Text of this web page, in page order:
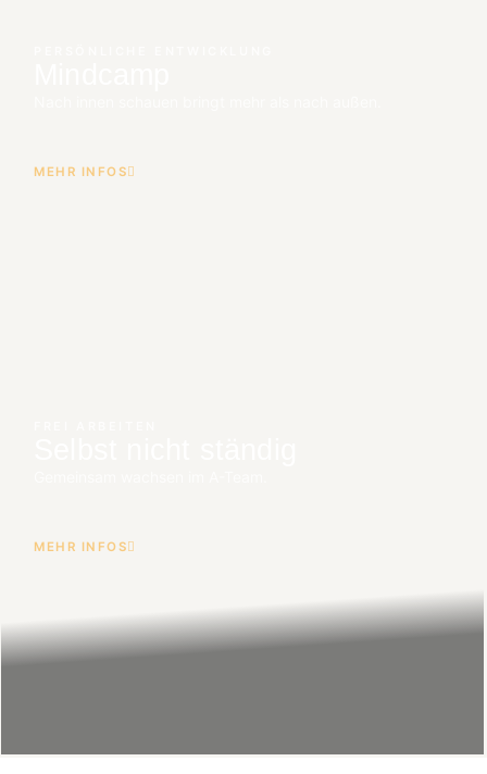
MEHR INFOS
MEHR INFOS